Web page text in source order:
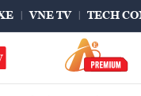
VNE TV TECH